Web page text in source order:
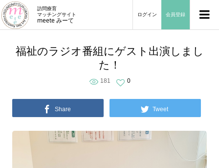
訪問療育
マッチングサイト
meete みーて
ログイン 会員登録
福祉のラジオ番組にゲスト出演しまし
た！
181 0
Share Tweet